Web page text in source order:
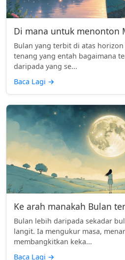
Di mana untuk menonton
Bulan yang terbit di atas
tenang yang entah bagaimana
daripada yang se...
Baca Lagi →
Ke arah manakah Bulan
Bulan lebih daripada sekadar
langit. Ia mengukur masa,
membangkitkan keka...
Baca Lagi →